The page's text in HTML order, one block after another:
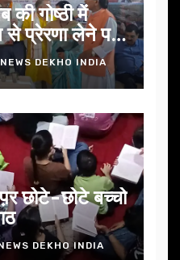
की गोष्ठी में
से प्रेरणा लेने पर
NEWS DEKHO INDIA
छोटे-छोटे बच्चो
DEKHO INDIA